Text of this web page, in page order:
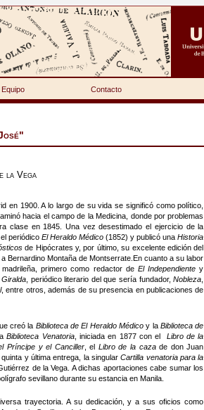
Equipo Contacto
la Vega
en 1900. A lo largo de su vida se significó como político,
hacia el campo de la Medicina, donde por problemas
clase en 1845. Una vez desestimado el ejercicio de la
periódico El Heraldo Médico (1852) y publicó unaHistoria
de Hipócrates y, por último, su excelente edición del
Bernardino Montaña de Montserrate.En cuanto a su labor
primero como redactor de El Independiente y
, periódico literario del que sería fundador,Nobleza
, entre otros, además de su presencia en publicaciones de
creó la Biblioteca de El Heraldo Médicoy la Biblioteca de
Biblioteca Venatoria, iniciada en 1877 con el Libro de la
Príncipe y el Canciller, el Libro de la cazade don Juan
y última entrega, la singularCartilla venatoria para la
de la Vega. A dichas aportaciones cabe sumar los
sevillano durante su estancia en Manila.
trayectoria. A su dedicación, y a sus oficios como